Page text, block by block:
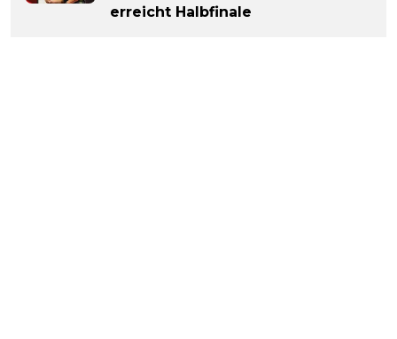
erreicht Halbfinale